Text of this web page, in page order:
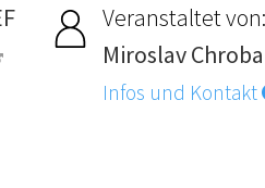
Veranstaltet von:
Miroslav
Infos und Kontakt